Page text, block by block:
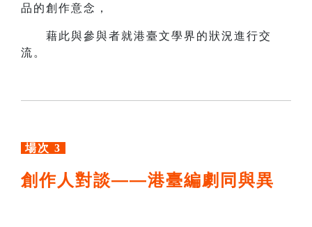
品的創作意念，
藉此與參與者就港臺文學界的狀況進行交
流。
場次 3
創作人對談——港臺編劇同與異